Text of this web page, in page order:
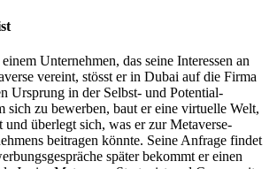
Unternehmen, das seine Interessen an
vereint, stösst er in Dubai auf die Firma
Ursprung in der Selbst- und Potential­
sich zu bewerben, baut er eine virtuelle Welt,
überlegt sich, was er zur Metaverse-
beitragen könnte. Seine Anfrage findet
später bekommt er einen